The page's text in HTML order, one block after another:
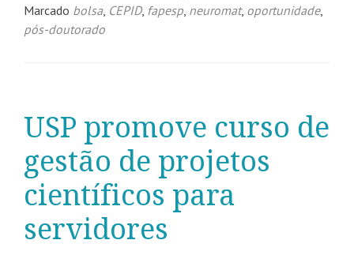
Marcado bolsa, CEPID, fapesp, neuromat, oportunidade,
pós-doutorado
USP promove curso de
gestão de projetos
científicos para
servidores